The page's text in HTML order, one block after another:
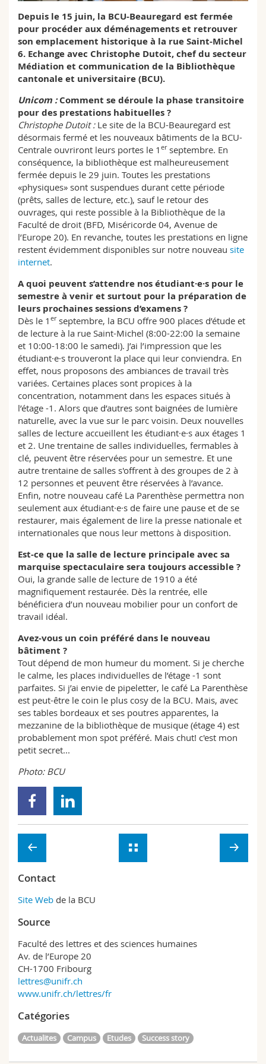
Interfacultaire
Doctorants
Programme des cours
MyUnifr
Depuis le 15 juin, la BCU-Beauregard est fermée
pour procéder aux déménagements et retrouver
son emplacement historique à la rue Saint-Michel
6. Echange avec Christophe Dutoit, chef du secteur
Médiation et communication de la Bibliothèque
cantonale et universitaire (BCU).
Unicom :Comment se déroule la phase transitoire
pour des prestations habituelles ?
Christophe Dutoit : Le site de la BCU-Beauregard est
désormais fermé et les nouveaux bâtiments de la BCU-
Centrale ouvriront leurs portes le 1 erseptembre. En
conséquence, la bibliothèque est malheureusement
fermée depuis le 29 juin. Toutes les prestations
«physiques» sont suspendues durant cette période
(prêts, salles de lecture, etc.), sauf le retour des
ouvrages, qui reste possible à la Bibliothèque de la
Faculté de droit (BFD, Miséricorde 04, Avenue de
l’Europe 20). En revanche, toutes les prestations en ligne
restent évidemment disponibles sur notre nouveau site
internet.
A quoi peuvent s’attendre nos étudiant·e·s pour le
semestre à venir et surtout pour la préparation de
leurs prochaines sessions d’examens ?
Dès le 1 erseptembre, la BCU offre 900 places d’étude et
de lecture à la rue Saint-Michel (8:00-22:00 la semaine
et 10:00-18:00 le samedi). J’ai l’impression que les
étudiant·e·s trouveront la place qui leur conviendra. En
effet, nous proposons des ambiances de travail très
variées. Certaines places sont propices à la
concentration, notamment dans les espaces situés à
l’étage -1. Alors que d’autres sont baignées de lumière
naturelle, avec la vue sur le parc voisin. Deux nouvelles
salles de lecture accueillent les étudiant·e·s aux étages 1
et 2. Une trentaine de salles individuelles, fermables à
clé, peuvent être réservées pour un semestre. Et une
autre trentaine de salles s'offrent à des groupes de 2 à
12 personnes et peuvent être réservées à l’avance.
Enfin, notre nouveau café La Parenthèse permettra non
seulement aux étudiant·e·s de faire une pause et de se
restaurer, mais également de lire la presse nationale et
internationales que nous leur mettons à disposition.
Est-ce que la salle de lecture principale avec sa
marquise spectaculaire sera toujours accessible ?
Oui, la grande salle de lecture de 1910 a été
magnifiquement restaurée. Dès la rentrée, elle
bénéficiera d’un nouveau mobilier pour un confort de
travail idéal.
Avez-vous un coin préféré dans le nouveau
bâtiment ?
Tout dépend de mon humeur du moment. Si je cherche
le calme, les places individuelles de l’étage -1 sont
parfaites. Si j’ai envie de pipeletter, le café La Parenthèse
est peut-être le coin le plus cosy de la BCU. Mais, avec
ses tables bordeaux et ses poutres apparentes, la
mezzanine de la bibliothèque de musique (étage 4) est
probablement mon spot préféré. Mais chut! c'est mon
petit secret...
Photo: BCU
Contact
Site Web de la BCU
Source
Faculté des lettres et des sciences humaines
Av. de l’Europe 20
CH-1700 Fribourg
lettres@unifr.ch
www.unifr.ch/lettres/fr
Catégories
Actualites Campus Etudes Success story